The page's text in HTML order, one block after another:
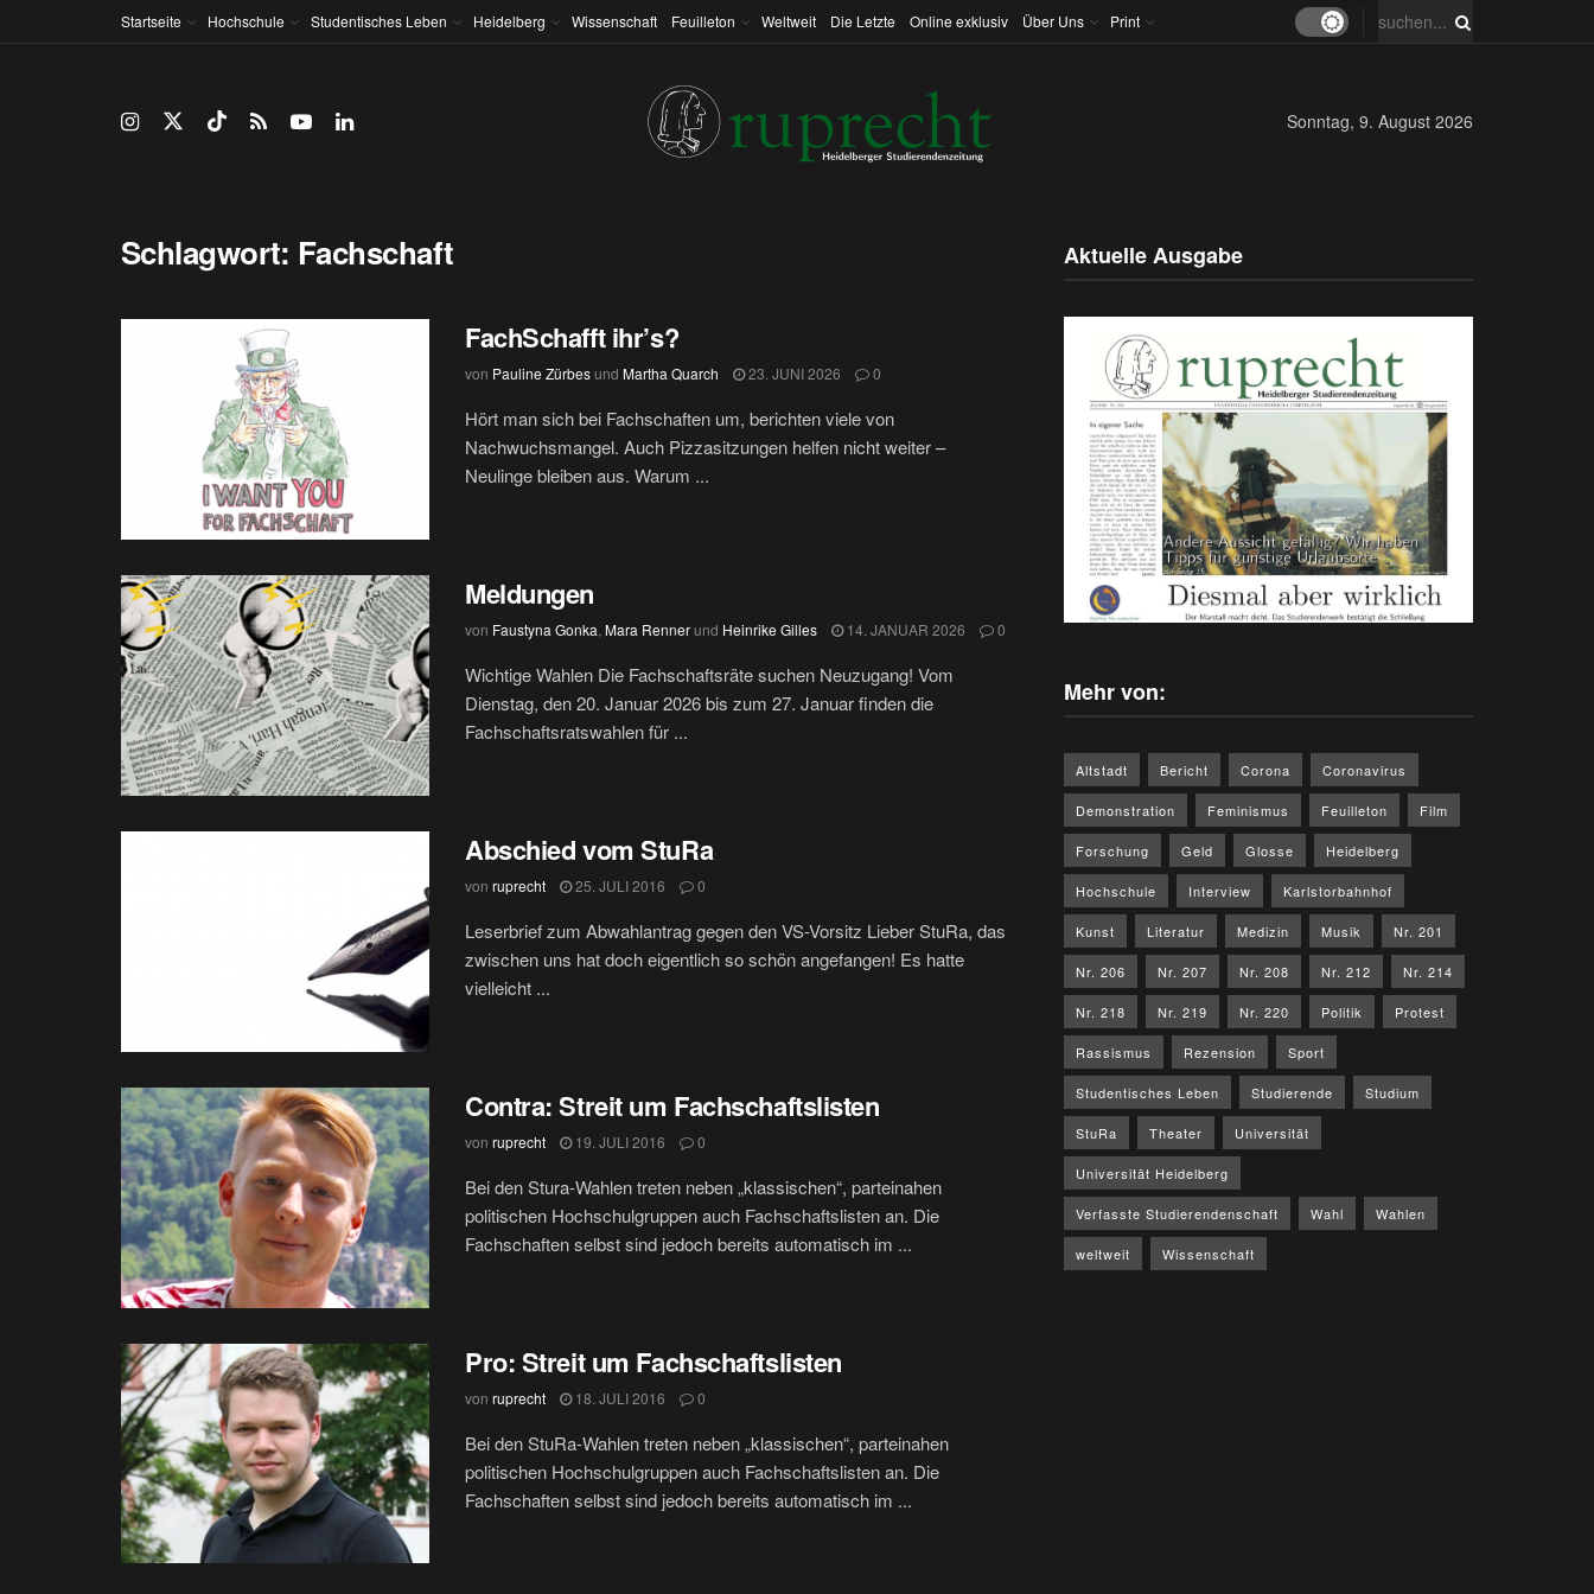
Startseite Hochschule Studentisches Leben Heidelberg Wissenschaft Feuilleton Weltweit Die Letzte Online exklusiv Über Uns Print
Sonntag, 9. August 2026
Schlagwort: Fachschaft
FachSchafft ihr’s?
von Pauline Zürbesund Martha Quarch 23. JUNI 2026 0
Hört man sich bei Fachschaften um, berichten viele von
Nachwuchsmangel. Auch Pizzasitzungen helfen nicht weiter –
Neulinge bleiben aus. Warum ...
Meldungen
von Faustyna Gonka, Mara Rennerund Heinrike Gilles 14. JANUAR 2026 0
Wichtige Wahlen Die Fachschaftsräte suchen Neuzugang! Vom
Dienstag, den 20. Januar 2026 bis zum 27. Januar finden die
Fachschaftsratswahlen für ...
Abschied vom StuRa
von ruprecht 25. JULI 2016 0
Leserbrief zum Abwahlantrag gegen den VS-Vorsitz Lieber StuRa, das
zwischen uns hat doch eigentlich so schön angefangen! Es hatte
vielleicht ...
Contra: Streit um Fachschaftslisten
von ruprecht 19. JULI 2016 0
Bei den Stura-Wahlen treten neben „klassischen“, parteinahen
politischen Hochschulgruppen auch Fachschaftslisten an. Die
Fachschaften selbst sind jedoch bereits automatisch im ...
Pro: Streit um Fachschaftslisten
von ruprecht 18. JULI 2016 0
Bei den StuRa-Wahlen treten neben „klassischen“, parteinahen
politischen Hochschulgruppen auch Fachschaftslisten an. Die
Fachschaften selbst sind jedoch bereits automatisch im ...
Aktuelle Ausgabe
Mehr von:
Altstadt Bericht Corona Coronavirus
Demonstration Feminismus Feuilleton Film
Forschung Geld Glosse Heidelberg
Hochschule Interview Karlstorbahnhof
Kunst Literatur Medizin Musik Nr. 201
Nr. 206 Nr. 207 Nr. 208 Nr. 212 Nr. 214
Nr. 218 Nr. 219 Nr. 220 Politik Protest
Rassismus Rezension Sport
Studentisches Leben Studierende Studium
StuRa Theater Universität
Universität Heidelberg
Verfasste Studierendenschaft Wahl Wahlen
weltweit Wissenschaft